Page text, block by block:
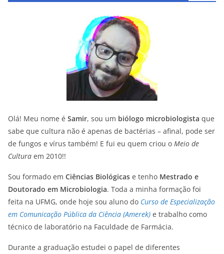
Olá! Meu nome é Samir, sou um biólogo microbiologista que
sabe que cultura não é apenas de bactérias – afinal, pode ser
de fungos e vírus também! E fui eu quem criou o Meio de
Cultura em 2010!!
Sou formado em Ciências Biológicas e tenho Mestrado e
Doutorado em Microbiologia. Toda a minha formação foi
feita na UFMG, onde hoje sou aluno do Curso de Especialização
em Comunicação Pública da Ciência (Amerek) e trabalho como
técnico de laboratório na Faculdade de Farmácia.
Durante a graduação estudei o papel de diferentes